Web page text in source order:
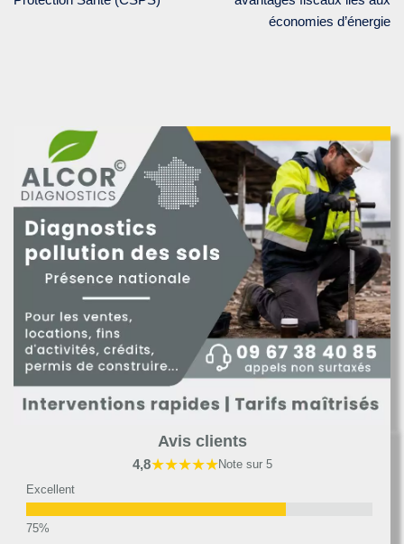
économies d’énergie
Avis clients
4,8★★★★★Note sur 5
Excellent